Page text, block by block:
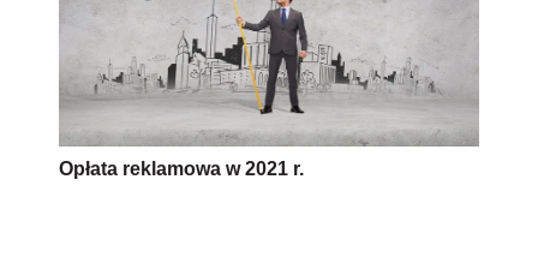
Opłata reklamowa w 2021 r.